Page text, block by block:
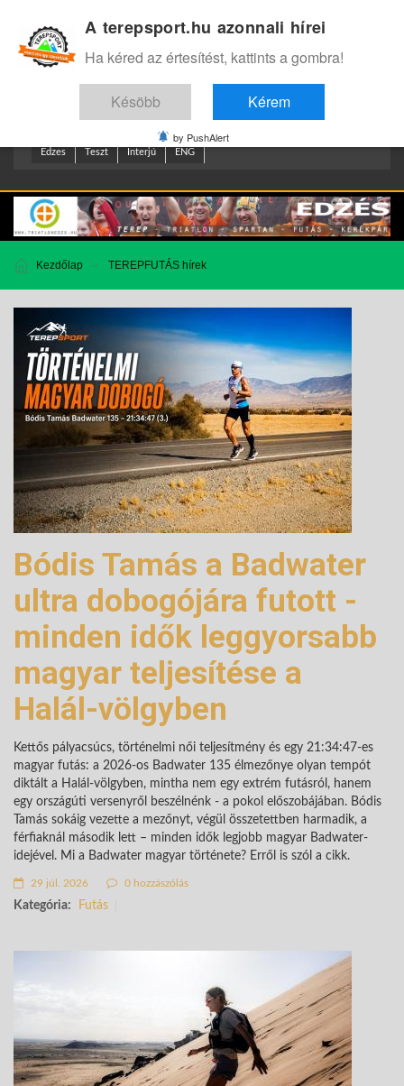
Edzes Teszt Interjú ENG
Kezdőlap TEREPFUTÁS hírek
Bódis Tamás a Badwater
ultra dobogójára futott -
minden idők leggyorsabb
magyar teljesítése a
Halál-völgyben
Kettős pályacsúcs, történelmi női teljesítmény és egy 21:34:47-es
magyar futás: a 2026-os Badwater 135 élmezőnye olyan tempót
diktált a Halál-völgyben, mintha nem egy extrém futásról, hanem
egy országúti versenyről beszélnénk - a pokol előszobájában. Bódis
Tamás sokáig vezette a mezőnyt, végül összetettben harmadik, a
férfiaknál második lett – minden idők legjobb magyar Badwater-
idejével. Mi a Badwater magyar története? Erről is szól a cikk.
29 júl. 2026 0 hozzászólás
Kategória: Futás
A terepsport.hu azonnali hírei
Ha kéred az értesítést, kattints a gombra!
Késöbb Kérem
by PushAlert